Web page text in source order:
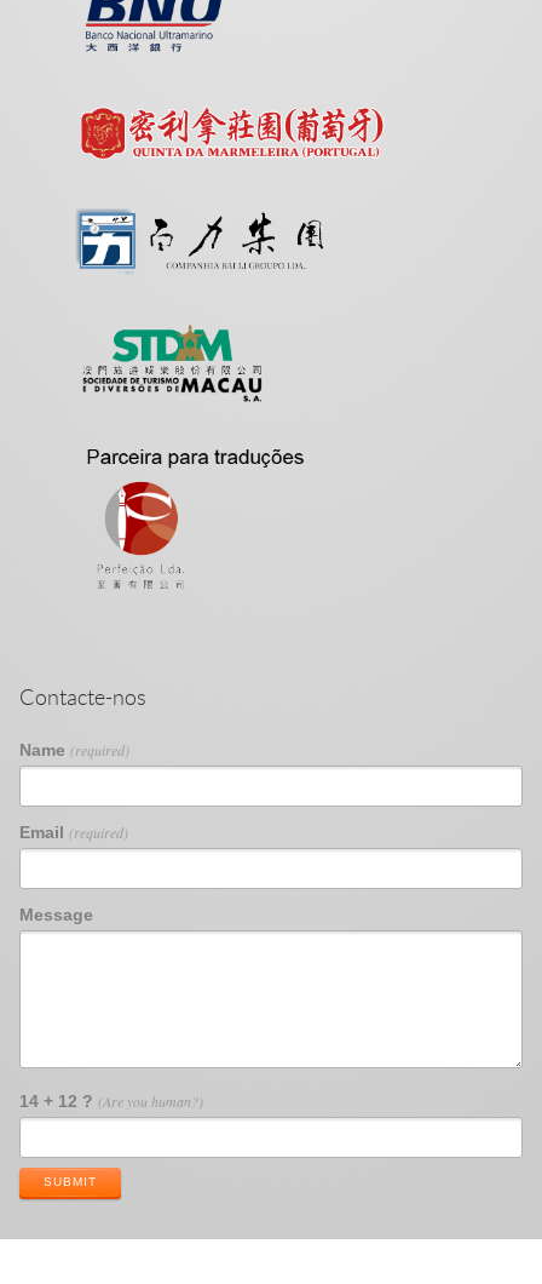
Contacte-nos
Name (required)
Email (required)
Message
14 + 12 ? (Are you human?)
SUBMIT